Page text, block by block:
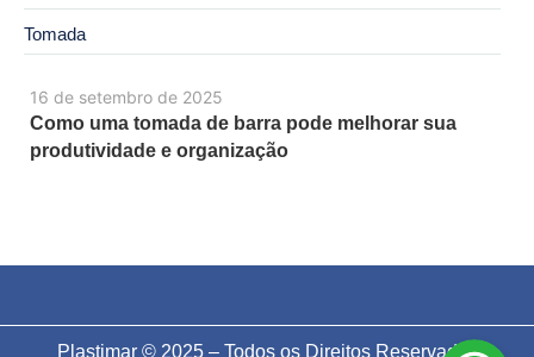
16 de setembro de 2025
Como uma tomada de barra pode melhorar sua
produtividade e organização
Tomada
Plastimar © 2025 – Todos os Direitos Reservados